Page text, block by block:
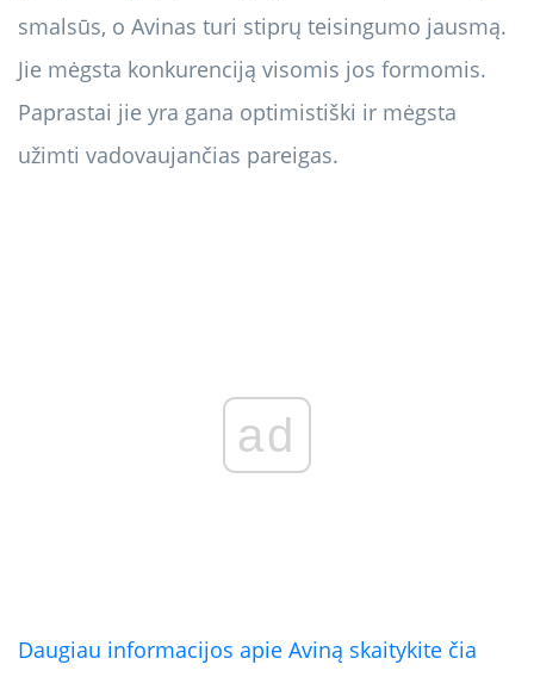
smalsūs, o Avinas turi stiprų teisingumo jausmą.
Jie mėgsta konkurenciją visomis jos formomis.
Paprastai jie yra gana optimistiški ir mėgsta
užimti vadovaujančias pareigas.
ad
Daugiau informacijos apie Aviną skaitykite čia